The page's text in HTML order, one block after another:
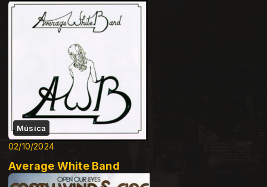
Música
02/10/2024
Average White Band